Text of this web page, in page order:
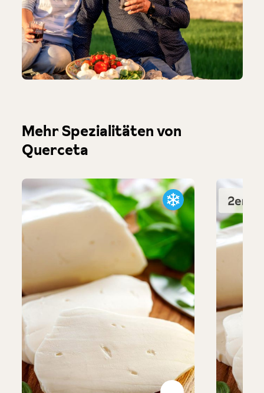
Produktgalerie überspringen
Mehr Spezialitäten von
Querceta